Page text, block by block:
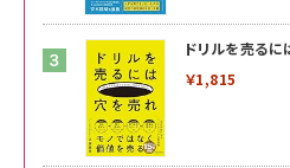
ドリルを売る
￥1,815